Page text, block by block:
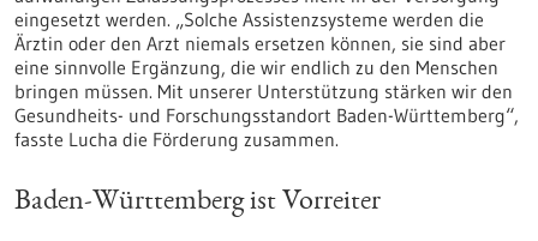
eingesetzt werden. „Solche Assistenzsysteme werden die
Ärztin oder den Arzt niemals ersetzen können, sie sind aber
eine sinnvolle Ergänzung, die wir endlich zu den Menschen
bringen müssen. Mit unserer Unterstützung stärken wir den
Gesundheits- und Forschungsstandort Baden-Württemberg“,
fasste Lucha die Förderung zusammen.
Baden-Württemberg ist Vorreiter